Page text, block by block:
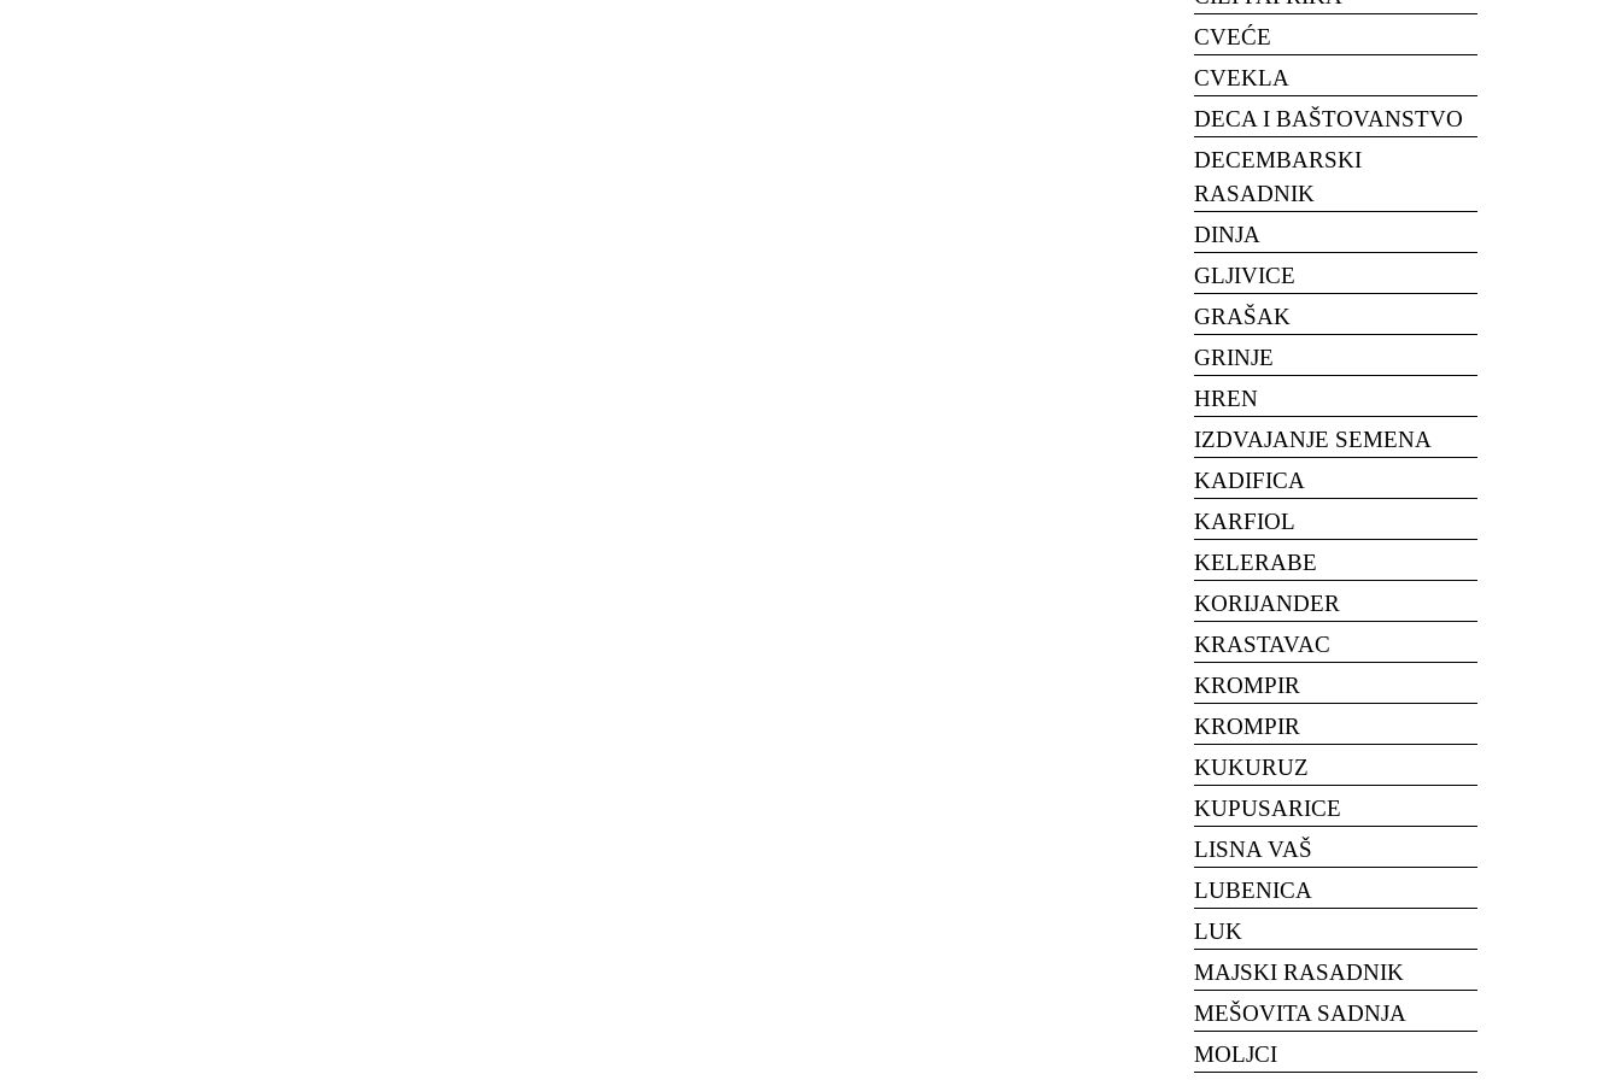
CVEĆE
CVEKLA
DECA I BAŠTOVANSTVO
DECEMBARSKI
RASADNIK
DINJA
GLJIVICE
GRAŠAK
GRINJE
HREN
IZDVAJANJE SEMENA
KADIFICA
KARFIOL
KELERABE
KORIJANDER
KRASTAVAC
KROMPIR
KROMPIR
KUKURUZ
KUPUSARICE
LISNA VAŠ
LUBENICA
LUK
MAJSKI RASADNIK
MEŠOVITA SADNJA
MOLJCI